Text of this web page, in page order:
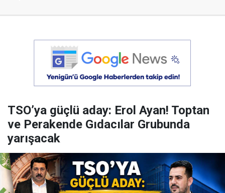
TSO’ya güçlü aday: Erol Ayan! Toptan
ve Perakende Gıdacılar Grubunda
yarışacak